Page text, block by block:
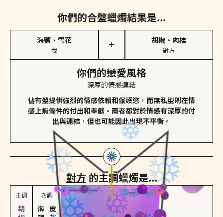
你們的合盤蠟燭結果是...
海鹽、雪花
我
＋
胡椒、肉桂
對方
你們的戀愛風格
深厚的情感連結
佔有型提供強烈的情感依賴和保護慾，而無私型則在情
感上無條件的付出和奉獻。兩者都對於情感有深厚的付
出與連結，但也可能因此出現不平衡。
對方 的主調蠟燭是...
主調 次調